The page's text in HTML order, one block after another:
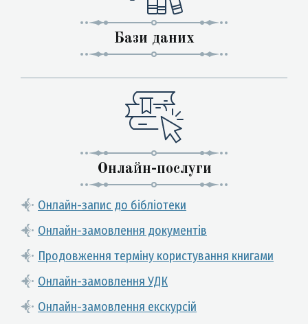
Бази даних
Онлайн-послуги
Онлайн-запис до бібліотеки
Онлайн-замовлення документів
Продовження терміну користування книгами
Онлайн-замовлення УДК
Онлайн-замовлення екскурсій